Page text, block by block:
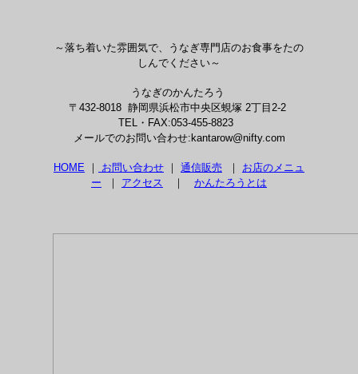
～落ち着いた雰囲気で、うなぎ専門店のお食事をたの
しんでください～
うなぎのかんたろう
〒432-8018 静岡県浜松市中央区蜆塚 2丁目2-2
TEL・FAX:053-455-8823
メールでのお問い合わせ:kantarow@nifty.com
HOME ｜ お問い合わせ ｜ 通信販売 ｜ お店のメニュ
ー ｜ アクセス ｜ かんたろうとは